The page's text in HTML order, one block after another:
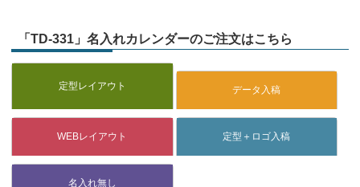
「TD-331」名入れカレンダーのご注文はこちら